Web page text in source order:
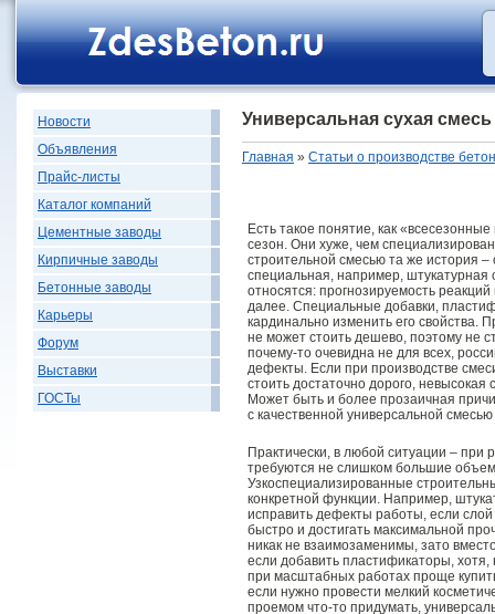
Новости
Объявления
Прайс-листы
Каталог компаний
Цементные заводы
Кирпичные заводы
Бетонные заводы
Карьеры
Форум
Выставки
ГОСТы
Универсальная сухая смесь
Главная » Статьи о производстве
Есть такое понятие, как
сезон. Они хуже, чем
строительной смесью та же история
специальная, например,
относятся: прогнозируемость
далее. Специальные добавки,
кардинально изменить его свойства.
не может стоить дешево, поэтому не
почему-то очевидна не для всех,
дефекты. Если при производстве
стоить достаточно дорого,
Может быть и более прозаичная
с качественной универсальной
Практически, в любой ситуации – при
требуются не слишком большие
Узкоспециализированные
конкретной функции. Например,
исправить дефекты работы, если
быстро и достигать максимальной
никак не взаимозаменимы, зато
если добавить пластификаторы,
при масштабных работах проще
если нужно провести мелкий
проемом что-то придумать,